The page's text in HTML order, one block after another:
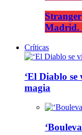
Madrid.
Críticas
‘El Diablo se
magia